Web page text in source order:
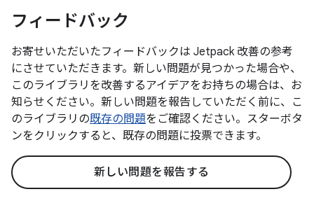
フィードバック
お寄せいただいたフィードバックは Jetpack 改善の参考
にさせていただきます。新しい問題が見つかった場合や、
このライブラリを改善するアイデアをお持ちの場合は、お
知らせください。新しい問題を報告していただく前に、こ
のライブラリの既存の問題をご確認ください。スターボタ
ンをクリックすると、既存の問題に投票できます。
新しい問題を報告する